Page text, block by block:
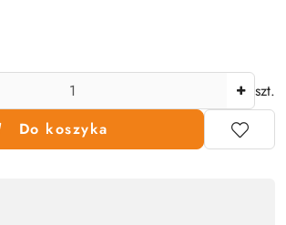
szt.
Do koszyka